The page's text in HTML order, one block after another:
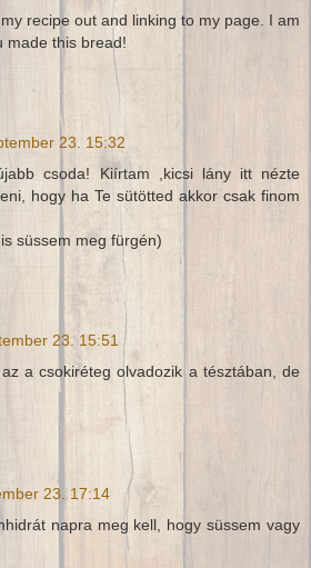
recipe out and linking to my page. I am
made this bread!
23. 15:32
csoda! Kiírtam ,kicsi lány itt nézte
hogy ha Te sütötted akkor csak finom
süssem meg fürgén)
23. 15:51
a csokiréteg olvadozik a tésztában, de
23. 17:14
napra meg kell, hogy süssem vagy